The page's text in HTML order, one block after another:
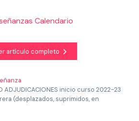
Calendario
artículo completo
ADJUDICACIONES inicio curso 2022-23
(desplazados, suprimidos, en